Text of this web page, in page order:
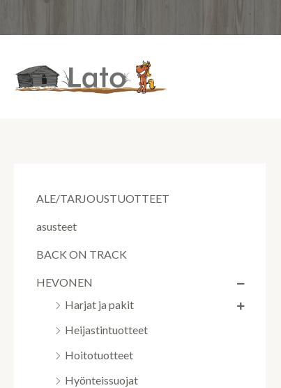
ALE/TARJOUSTUOTTEET
asusteet
BACK ON TRACK
HEVONEN
Harjat ja pakit
Heijastintuotteet
Hoitotuotteet
Hyönteissuojat